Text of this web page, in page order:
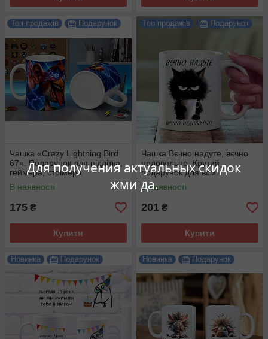
Для получения актуальных скидок
жми да.
Топ продажів Подарунок
Чашка «Crazy Lightning Bird
67». Подарунок для підлітка,
геймера, стрімера
В наявності
175 ₴
Купити
Топ продажів Подарунок
Чашка Вєчно надуте, вєчно
недовольне. Крутий
подарунок для всіх.
В наявності
201 ₴
Купити
Новинка Подарунок Новинка Подарунок